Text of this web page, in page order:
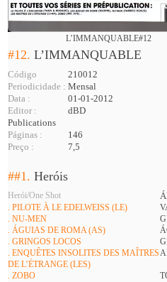
L’IMMANQUABLE#12
#12.L’IMMANQUABLE
Código
210012
Periodicidade : Mensal
Data :
01-01-2012
Editor :
dBD
Publications
Páginas :
146
Preço :
7,5
##1.Heróis
Herói/One Shot
. PILOTE À LE EDELWEISS (LE)
. NU-MEN
. ÁGUIAS DE ROMA (AS)
. GRINGOS LOCOS
. ENQUÊTES INSOLITES DES MAÎTRES
DE L’ÉTRANGE (LES)
. ZOBO